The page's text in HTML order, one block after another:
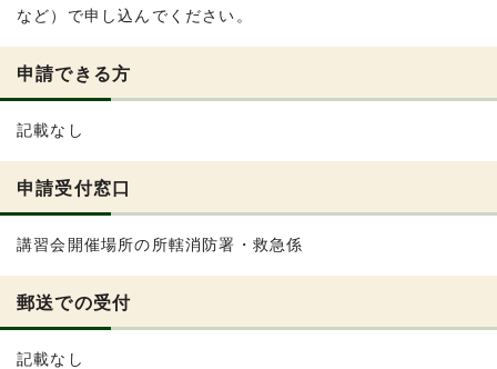
など）で申し込んでください。
申請できる方
記載なし
申請受付窓口
講習会開催場所の所轄消防署・救急係
郵送での受付
記載なし